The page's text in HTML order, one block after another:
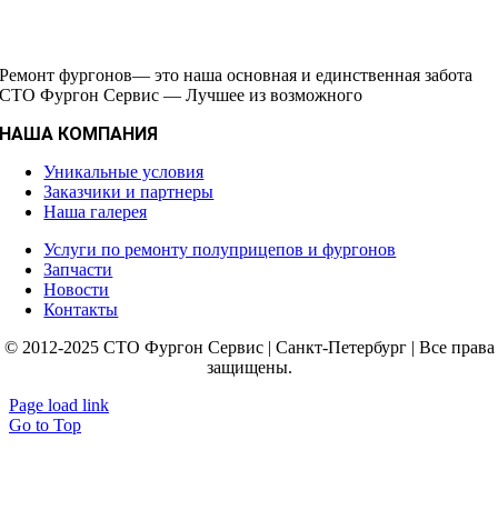
Ремонт фургонов— это наша основная и единственная забота
СТО Фургон Сервис — Лучшее из возможного
НАША КОМПАНИЯ
Уникальные условия
Заказчики и партнеры
Наша галерея
Услуги по ремонту полуприцепов и фургонов
Запчасти
Новости
Контакты
© 2012-2025 СТО Фургон Сервис | Санкт-Петербург | Все права
защищены.
Page load link
Go to Top